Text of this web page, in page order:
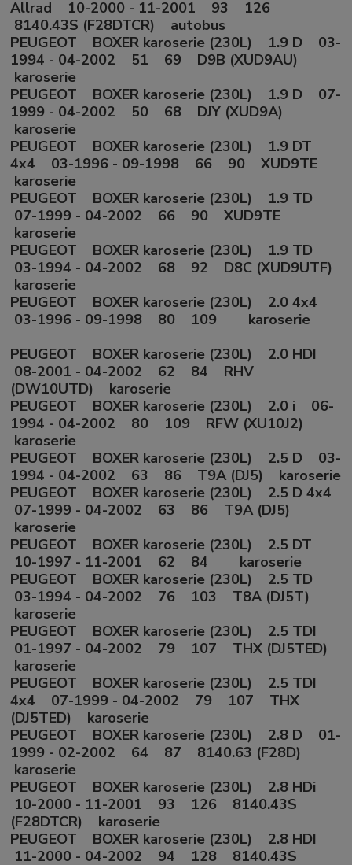
Allrad 10-2000 - 11-2001 93 126
8140.43S (F28DTCR) autobus
PEUGEOT BOXER karoserie (230L) 1.9 D 03-
1994 - 04-2002 51 69 D9B (XUD9AU)
karoserie
PEUGEOT BOXER karoserie (230L) 1.9 D 07-
1999 - 04-2002 50 68 DJY (XUD9A)
karoserie
PEUGEOT BOXER karoserie (230L) 1.9 DT
4x4 03-1996 - 09-1998 66 90 XUD9TE
karoserie
PEUGEOT BOXER karoserie (230L) 1.9 TD
07-1999 - 04-2002 66 90 XUD9TE
karoserie
PEUGEOT BOXER karoserie (230L) 1.9 TD
03-1994 - 04-2002 68 92 D8C (XUD9UTF)
karoserie
PEUGEOT BOXER karoserie (230L) 2.0 4x4
03-1996 - 09-1998 80 109 karoserie
PEUGEOT BOXER karoserie (230L) 2.0 HDI
08-2001 - 04-2002 62 84 RHV
(DW10UTD) karoserie
PEUGEOT BOXER karoserie (230L) 2.0 i 06-
1994 - 04-2002 80 109 RFW (XU10J2)
karoserie
PEUGEOT BOXER karoserie (230L) 2.5 D 03-
1994 - 04-2002 63 86 T9A (DJ5) karoserie
PEUGEOT BOXER karoserie (230L) 2.5 D 4x4
07-1999 - 04-2002 63 86 T9A (DJ5)
karoserie
PEUGEOT BOXER karoserie (230L) 2.5 DT
10-1997 - 11-2001 62 84 karoserie
PEUGEOT BOXER karoserie (230L) 2.5 TD
03-1994 - 04-2002 76 103 T8A (DJ5T)
karoserie
PEUGEOT BOXER karoserie (230L) 2.5 TDI
01-1997 - 04-2002 79 107 THX (DJ5TED)
karoserie
PEUGEOT BOXER karoserie (230L) 2.5 TDI
4x4 07-1999 - 04-2002 79 107 THX
(DJ5TED) karoserie
PEUGEOT BOXER karoserie (230L) 2.8 D 01-
1999 - 02-2002 64 87 8140.63 (F28D)
karoserie
PEUGEOT BOXER karoserie (230L) 2.8 HDi
10-2000 - 11-2001 93 126 8140.43S
(F28DTCR) karoserie
PEUGEOT BOXER karoserie (230L) 2.8 HDI
11-2000 - 04-2002 94 128 8140.43S